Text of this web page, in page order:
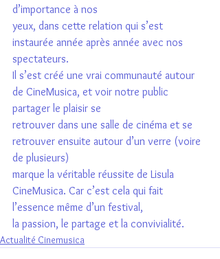
d’importance à nos
yeux, dans cette relation qui s’est
instaurée année après année avec nos
spectateurs.
Il s’est créé une vrai communauté autour
de CineMusica, et voir notre public
partager le plaisir se
retrouver dans une salle de cinéma et se
retrouver ensuite autour d’un verre (voire
de plusieurs)
marque la véritable réussite de Lisula
CineMusica. Car c’est cela qui fait
l’essence même d’un festival,
la passion, le partage et la convivialité.
Actualité Cinemusica